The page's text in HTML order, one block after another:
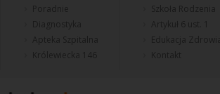
Poradnie
Diagnostyka
Apteka Szpitalna
Królewiecka 146
Artykuł 6 ust. 1
Edukacja Zdrowia